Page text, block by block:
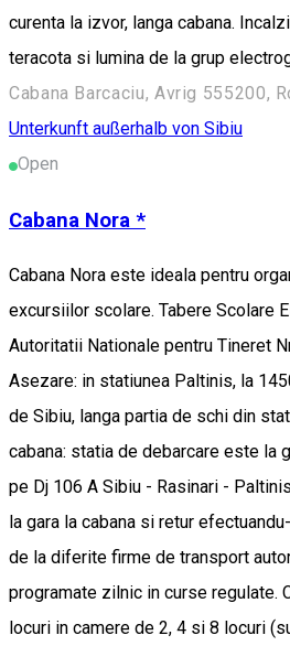
curenta la izvor, langa cabana.
teracota si lumina de la grup
Cabana Barcaciu, Avrig 555200,
Unterkunft außerhalb von Sibiu
Open
Cabana Nora *
Cabana Nora este ideala pentru
excursiilor scolare. Tabere Scolare
Autoritatii Nationale pentru Tineret
Asezare: in statiunea Paltinis, la
de Sibiu, langa partia de schi din
cabana: statia de debarcare este la
pe Dj 106 A Sibiu - Rasinari -
la gara la cabana si retur
de la diferite firme de transport
programate zilnic in curse regulate.
locuri in camere de 2, 4 si 8 locuri